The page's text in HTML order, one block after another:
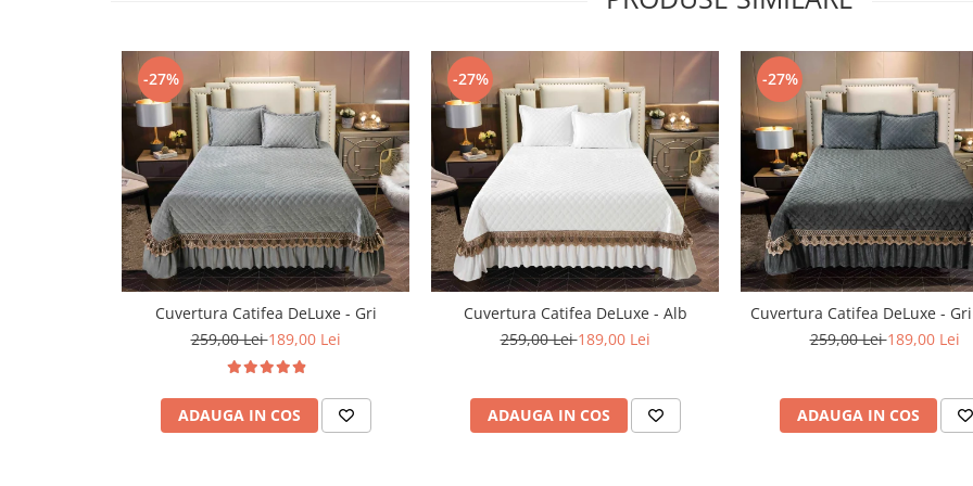
Piese, Cu Pilota Inclusa
Lenjerii De Pat Premium Collection
Set Lenjerie De Pat, 7 Piese, Cu
Pilota / Cuvertura Inclusa
Set Lenjerie De Pat Jacquard Regal,
11 Piese, Cuvertura Inclusa
Lenjerii Damasc Egiptean King Size
Lenjerii De Pat, Finet Premium, 1
Lenjerii De Pat Damasc 1 Persoana
Lenjerii De Pat, Imprimeu 3D, 1
-27%
Cuvertura Catifea DeLuxe - Gri
259,00 Lei189,00 Lei
ADAUGA IN COS
-27%
Cuvertura Catifea DeLuxe - Alb
259,00 Lei189,00 Lei
ADAUGA IN COS
-27%
Cuvertura Catifea DeLuxe -
259,00 Lei189,00 Lei
ADAUGA IN COS